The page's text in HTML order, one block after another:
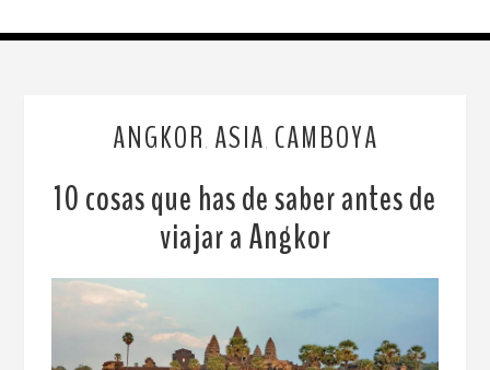
ANGKOR ASIA CAMBOYA
10 cosas que has de saber antes de
viajar a Angkor